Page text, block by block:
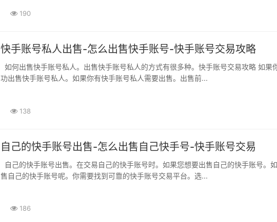
190
快手账号私人出售-怎么出售快手账号-快手账号交易攻略
功出售快手账号私人。如果你有快手账号私人需要出售。出售前...
138
自己的快手账号出售-怎么出售自己快手号-快手账号交易
售自己的快手账号呢。你需要找到可靠的快手账号交易平台。选...
186